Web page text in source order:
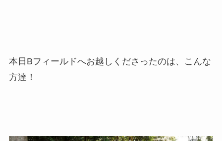
本日Bフィールドへお越しくださったのは、こんな
方達！